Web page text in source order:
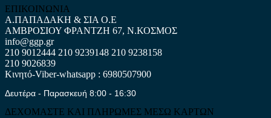
ΕΠΙΚΟΙΝΩΝΙΑ
Α.ΠΑΠΑΔΑΚΗ & ΣΙΑ Ο.Ε
ΑΜΒΡΟΣΙΟΥ ΦΡΑΝΤΖΗ 67, Ν.ΚΟΣΜΟΣ
info@ggp.gr
210 9012444 210 9239148 210 9238158
210 9026839
Κινητό-Viber-whatsapp : 6980507900
Δευτέρα - Παρασκευή 8:00 - 16:30
ΔΕΧΟΜΑΣΤΕ ΚΑΙ ΠΛΗΡΩΜΕΣ ΜΕΣΩ ΚΑΡΤΩΝ